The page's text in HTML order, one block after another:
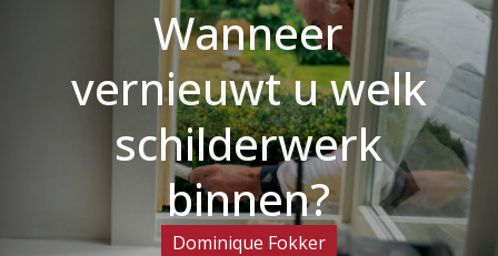
Wanneer
vernieuwt u welk
schilderwerk
binnen?
Dominique Fokker